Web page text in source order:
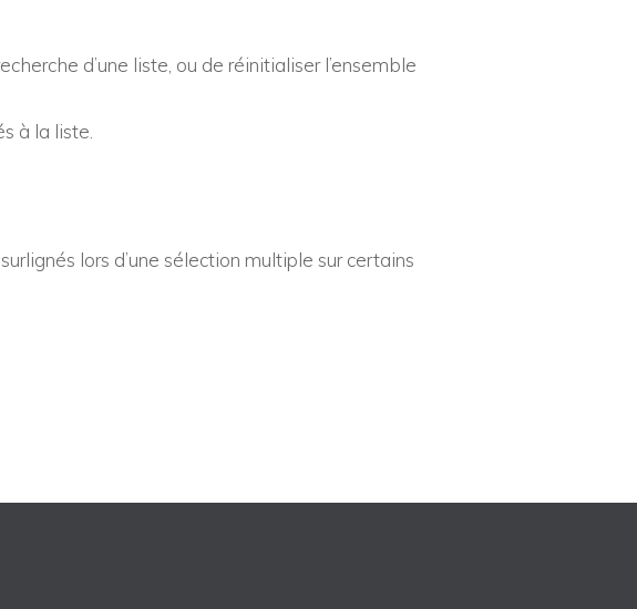
d’une liste, ou de réinitialiser l’ensemble
à la liste.
lors d’une sélection multiple sur certains